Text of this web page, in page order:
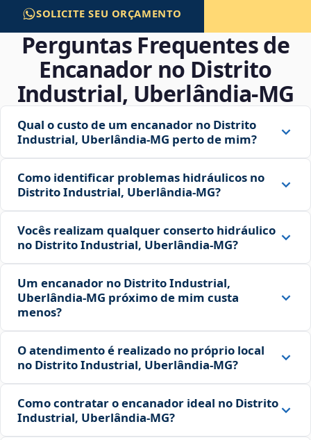
SOLICITE SEU ORÇAMENTO
Perguntas Frequentes de
Encanador no Distrito
Industrial, Uberlândia‑MG
Qual o custo de um encanador no Distrito
Industrial, Uberlândia‑MG perto de mim?
Como identificar problemas hidráulicos no
Distrito Industrial, Uberlândia‑MG?
Vocês realizam qualquer conserto hidráulico
no Distrito Industrial, Uberlândia‑MG?
Um encanador no Distrito Industrial,
Uberlândia‑MG próximo de mim custa
menos?
O atendimento é realizado no próprio local
no Distrito Industrial, Uberlândia‑MG?
Como contratar o encanador ideal no Distrito
Industrial, Uberlândia‑MG?